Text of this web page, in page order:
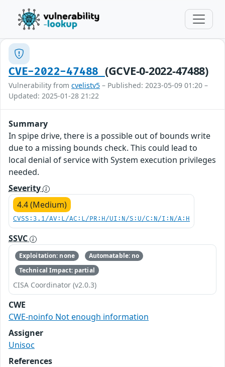
CVE-2022-47488 (GCVE-0-2022-47488)
Vulnerability from cvelistv5 – Published: 2023-05-09 01:20 –
Updated: 2025-01-28 21:22
Summary
In spipe drive, there is a possible out of bounds write
due to a missing bounds check. This could lead to
local denial of service with System execution privileges
needed.
Severity
4.4 (Medium)
CVSS:3.1/AV:L/AC:L/PR:H/UI:N/S:U/C:N/I:N/A:H
SSVC
Exploitation: none
Automatable: no
Technical Impact: partial
CISA Coordinator (v2.0.3)
CWE
CWE-noinfo Not enough information
Assigner
Unisoc
References